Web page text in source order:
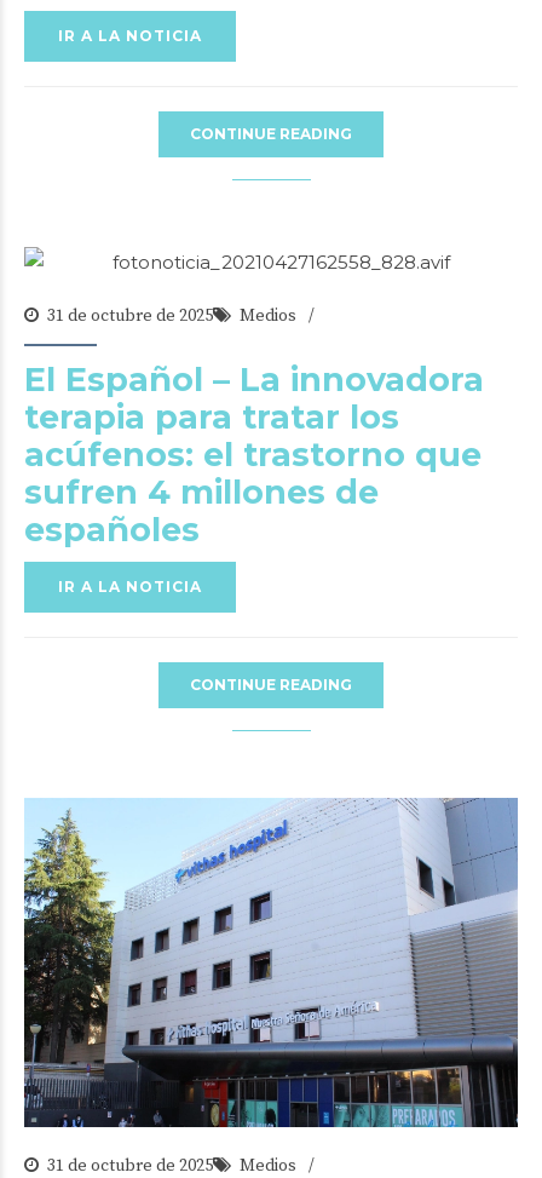
IR A LA NOTICIA
CONTINUE READING
31 de octubre de 2025 Medios
El Español – La innovadora
terapia para tratar los
acúfenos: el trastorno que
sufren 4 millones de
españoles
IR A LA NOTICIA
CONTINUE READING
31 de octubre de 2025 Medios